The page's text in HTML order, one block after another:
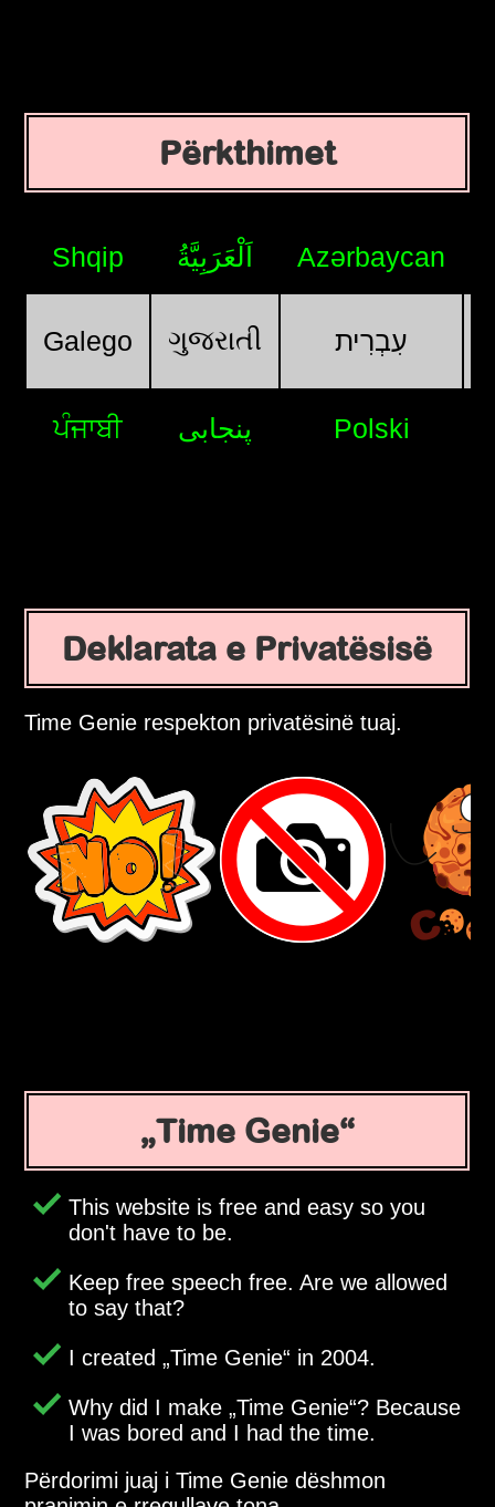
Përkthimet
Shqip اَلْعَرَبِيَّةُ Azərbaycan
Galego ગુજરાતી עִבְרִית
ਪੰਜਾਬੀ پنجابی Polski
Deklarata e Privatësisë
Time Genie respekton privatësinë tuaj.
Time Genie
This website is free and easy so you
don't have to be.
Keep free speech free. Are we allowed
to say that?
I created Time Genie in 2004.
Why did I make Time Genie ? Because
I was bored and I had the time.
Përdorimi juaj i Time Genie dëshmon